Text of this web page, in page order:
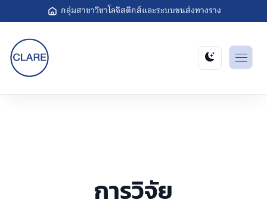
กลุ่มสาขาวิชาโลจิสติกส์และระบบขนส่งทางราง
การวิจัย